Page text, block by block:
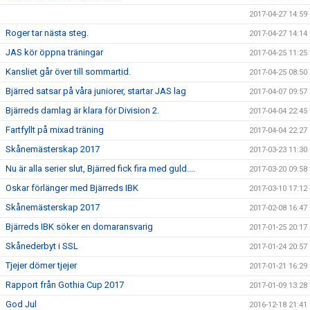
2017-04-27 14:59
Roger tar nästa steg. 2017-04-27 14:14
JAS kör öppna träningar 2017-04-25 11:25
Kansliet går över till sommartid. 2017-04-25 08:50
Bjärred satsar på våra juniorer, startar JAS lag 2017-04-07 09:57
Bjärreds damlag är klara för Division 2. 2017-04-04 22:45
Fartfyllt på mixad träning 2017-04-04 22:27
Skånemästerskap 2017 2017-03-23 11:30
Nu är alla serier slut, Bjärred fick fira med guld.... 2017-03-20 09:58
Oskar förlänger med Bjärreds IBK 2017-03-10 17:12
Skånemästerskap 2017 2017-02-08 16:47
Bjärreds IBK söker en domaransvarig 2017-01-25 20:17
Skånederbyt i SSL 2017-01-24 20:57
Tjejer dömer tjejer 2017-01-21 16:29
Rapport från Gothia Cup 2017 2017-01-09 13:28
God Jul 2016-12-18 21:41